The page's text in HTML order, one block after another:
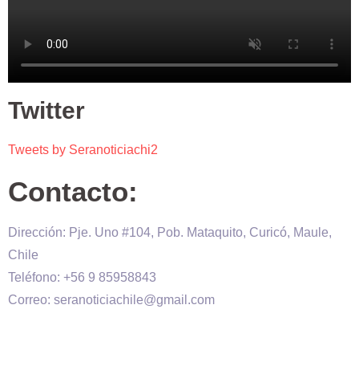
Twitter
Tweets by Seranoticiachi2
Contacto:
Dirección: Pje. Uno #104, Pob. Mataquito, Curicó, Maule,
Chile
Teléfono: +56 9 85958843
Correo: seranoticiachile@gmail.com